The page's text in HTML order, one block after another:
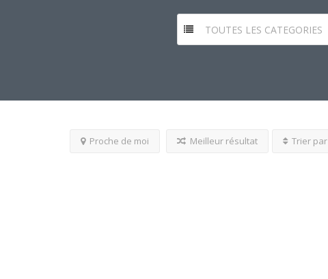
TOUTES LES CATEGORIES
Proche de moi Meilleur résultat Trier par